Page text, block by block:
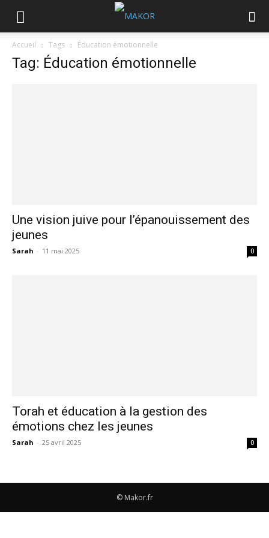
Accueil Tags Éducation émotionnelle
Tag: Éducation émotionnelle
Une vision juive pour l’épanouissement des
jeunes
Sarah - 11 mai 2025 0
Torah et éducation à la gestion des
émotions chez les jeunes
Sarah - 25 avril 2025 0
© Makor.fr